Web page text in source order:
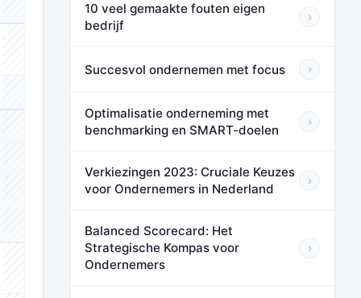
⬛⬛⬛
⬛⬛⬛
⬛⬛⬛
⬛⬛⬛
⬛⬛⬛
10 veel gemaakte fouten eigen
bedrijf
›
Succesvol ondernemen met focus ›
Optimalisatie onderneming met
benchmarking en SMART-doelen
›
Verkiezingen 2023: Cruciale Keuzes
voor Ondernemers in Nederland
›
Balanced Scorecard: Het
Strategische Kompas voor
Ondernemers
›